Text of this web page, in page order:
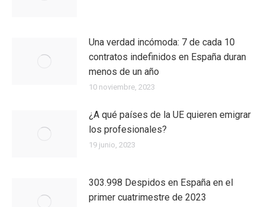
Una verdad incómoda: 7 de cada 10
contratos indefinidos en España duran
menos de un año
10 noviembre, 2023
¿A qué países de la UE quieren emigrar
los profesionales?
19 junio, 2023
303.998 Despidos en España en el
primer cuatrimestre de 2023